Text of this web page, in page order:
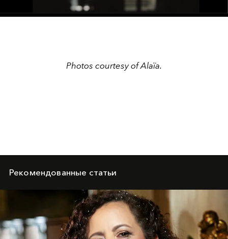
Video
Photos courtesy ofAlaïa.
Рекомендованные статьи